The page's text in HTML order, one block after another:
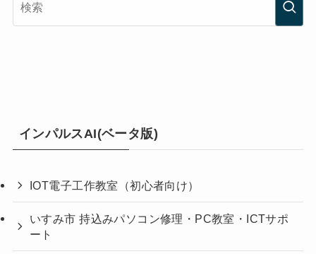
インパルスAI(ベータ版)
IOT電子工作教室（初心者向け）
いすみ市 持込みパソコン修理・PC教室・ICTサポ
ート